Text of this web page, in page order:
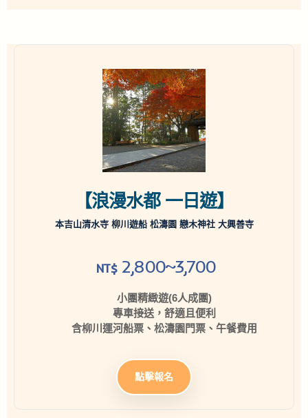
【浪漫水都 一日遊】
本吉山清水寺 柳川遊船 松濤園 戀木神社 大興善寺
NT$ 2,800~3,700
小團精緻遊(6人成團)
專車接送，舒適且便利
含柳川運河船票、松濤園門票、午餐費用
點擊報名